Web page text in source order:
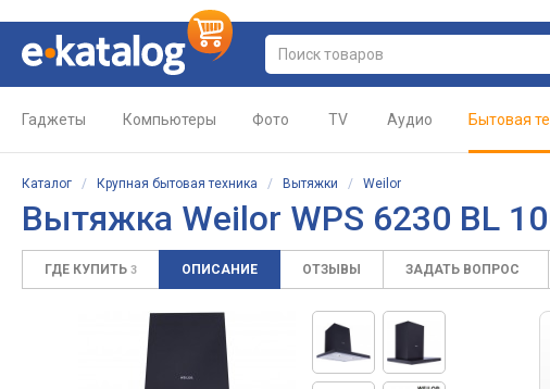
Гаджеты Компьютеры Фото TV Аудио Бытовая
Каталог / Крупная бытовая техника / Вытяжки / Weilor
Вытяжка Weilor WPS 6230 BL
ГДЕ КУПИТЬ 3 ОПИСАНИЕ ОТЗЫВЫ ЗАДАТЬ ВОПРОС